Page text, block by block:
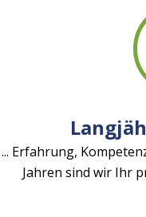
... Erfahrung,
Jahren sind wir Ihr